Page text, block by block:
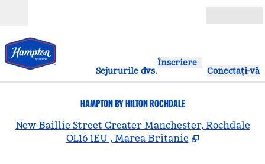
Sejururile dvs.
Înscriere
Conectați-vă
HAMPTON BY HILTON ROCHDALE
New Baillie Street Greater Manchester, Rochdale
OL16 1EU , Marea Britanie